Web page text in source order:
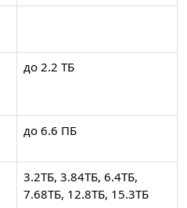
до 2.2 TБ
до 6.6 ПБ
3.2TБ, 3.84TБ, 6.4TБ,
7.68TБ, 12.8TБ, 15.3TБ